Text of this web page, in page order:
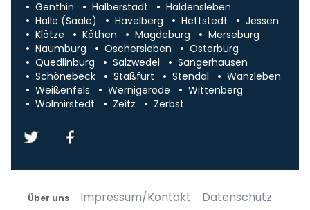
Genthin
Halberstadt
Haldensleben
Halle (Saale)
Havelberg Hettstedt
Jessen
Klötze
Köthen Magdeburg
Merseburg
Naumburg
Oschersleben
Osterburg
Quedlinburg
Salzwedel
Sangerhausen
Schönebeck
Staßfurt Stendal
Wanzleben
Weißenfels
Wernigerode
Wittenberg
Wolmirstedt
Zeitz Zerbst
Über uns Impressum/Kontakt Datenschutz